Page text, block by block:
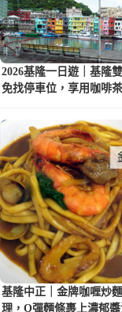
2026基隆一日遊｜基隆
免找停車位，享用咖啡
基隆中正｜金牌咖喱炒
理，Q彈麵條裹上濃郁